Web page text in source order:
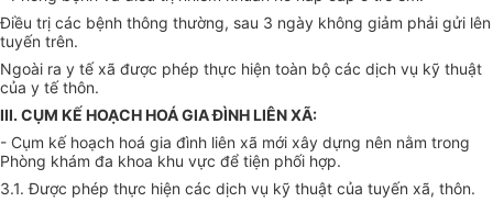
Điều trị các bệnh thông thường, sau 3 ngày không giảm phải gửi lên
tuyến trên.
Ngoài ra y tế xã được phép thực hiện toàn bộ các dịch vụ kỹ thuật
của y tế thôn.
III. CỤM KẾ HOẠCH HOÁ GIA ĐÌNH LIÊN XÃ:
- Cụm kế hoạch hoá gia đình liên xã mới xây dựng nên nằm trong
Phòng khám đa khoa khu vực để tiện phối hợp.
3.1. Được phép thực hiện các dịch vụ kỹ thuật của tuyến xã, thôn.